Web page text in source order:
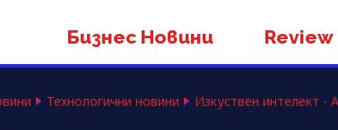
Бизнес Новини Review
Технологични новини Изкуствен интелект -